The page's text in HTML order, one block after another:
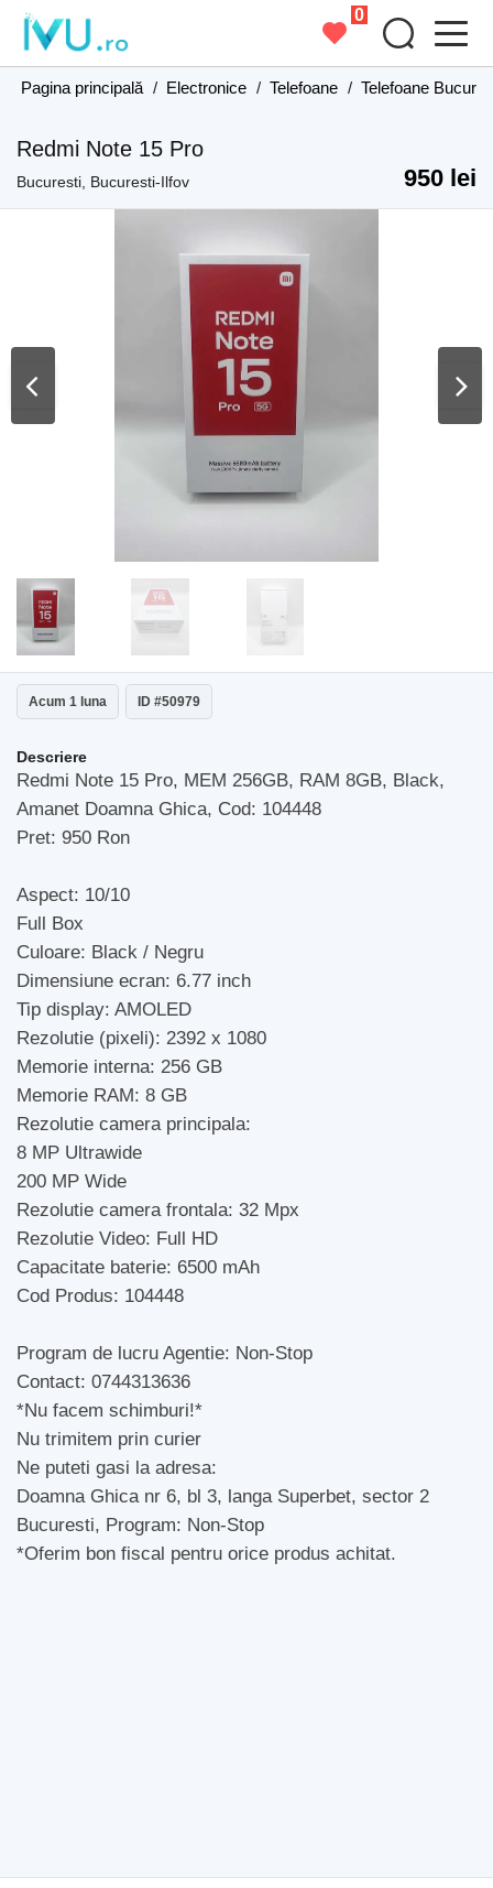
0
Pagina principală / Electronice / Telefoane / Telefoane
Redmi Note 15 Pro
Bucuresti, Bucuresti-Ilfov 950 lei
Acum 1 luna ID #50979
Descriere
Redmi Note 15 Pro, MEM 256GB, RAM 8GB, Black,
Amanet Doamna Ghica, Cod: 104448
Pret: 950 Ron
Aspect: 10/10
Full Box
Culoare: Black / Negru
Dimensiune ecran: 6.77 inch
Tip display: AMOLED
Rezolutie (pixeli): 2392 x 1080
Memorie interna: 256 GB
Memorie RAM: 8 GB
Rezolutie camera principala:
8 MP Ultrawide
200 MP Wide
Rezolutie camera frontala: 32 Mpx
Rezolutie Video: Full HD
Capacitate baterie: 6500 mAh
Cod Produs: 104448
Program de lucru Agentie: Non-Stop
Contact: 0744313636
*Nu facem schimburi!*
Nu trimitem prin curier
Ne puteti gasi la adresa:
Doamna Ghica nr 6, bl 3, langa Superbet, sector 2
Bucuresti, Program: Non-Stop
*Oferim bon fiscal pentru orice produs achitat.